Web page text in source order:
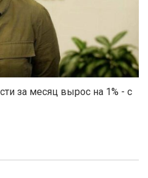
за месяц вырос на 1% - с